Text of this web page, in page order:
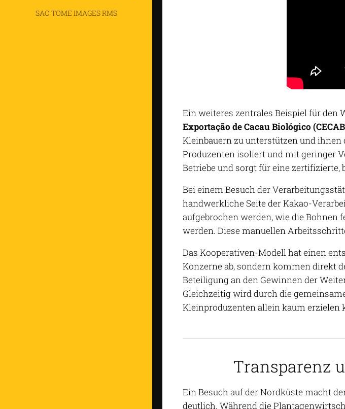
SAO TOME IMAGES RMS
Ein weiteres zentrales Beispiel für den
Exportação de Cacau Biológico
Kleinbauern zu unterstützen und
Produzenten isoliert und mit geringer
Betriebe und sorgt für eine zertifizierte,
Bei einem Besuch der
handwerkliche Seite der Kakao-
aufgebrochen werden, wie die
werden. Diese manuellen
Das Kooperativen-Modell hat einen
Konzerne ab, sondern kommen direkt
Beteiligung an den Gewinnen der
Gleichzeitig wird durch die
Kleinproduzenten allein kaum erzielen
Transparenz
Ein Besuch auf der Nordküste macht
deutlich. Während die